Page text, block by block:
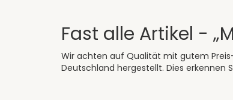
Fast alle Artikel -
Wir achten auf Qualität mit gutem
Deutschland hergestellt. Dies erkennen